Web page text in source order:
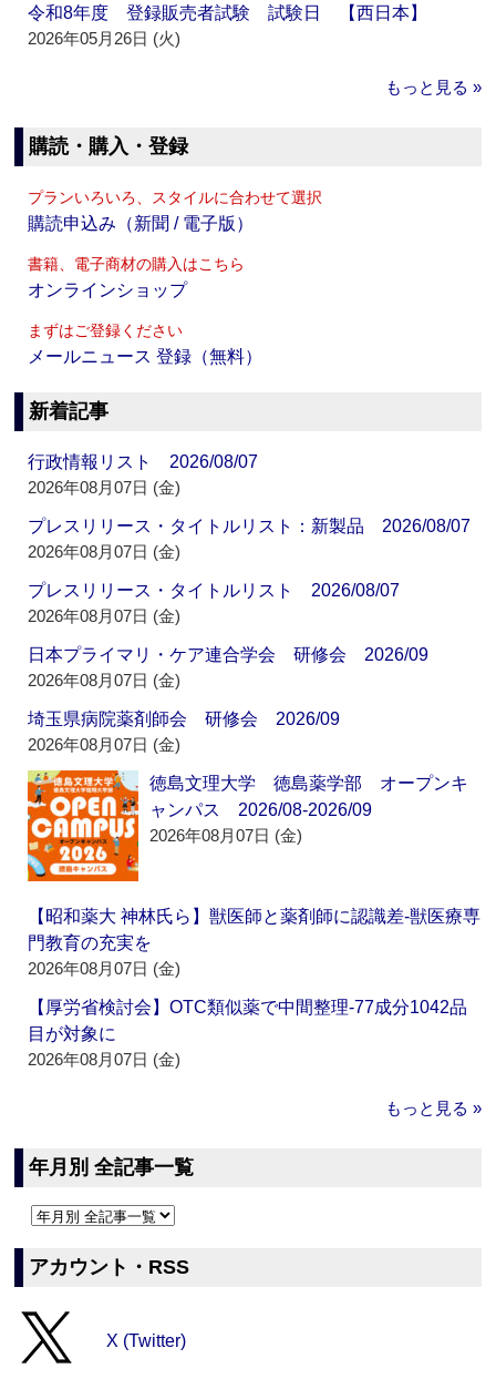
令和8年度 登録販売者試験 試験日 【西日本】
2026年05月26日 (火)
もっと見る »
購読・購入・登録
プランいろいろ、スタイルに合わせて選択
購読申込み（新聞 / 電子版）
書籍、電子商材の購入はこちら
オンラインショップ
まずはご登録ください
メールニュース 登録（無料）
新着記事
行政情報リスト 2026/08/07
2026年08月07日 (金)
プレスリリース・タイトルリスト：新製品 2026/08/07
2026年08月07日 (金)
プレスリリース・タイトルリスト 2026/08/07
2026年08月07日 (金)
日本プライマリ・ケア連合学会 研修会 2026/09
2026年08月07日 (金)
埼玉県病院薬剤師会 研修会 2026/09
2026年08月07日 (金)
徳島文理大学 徳島薬学部 オープンキ
ャンパス 2026/08-2026/09
2026年08月07日 (金)
【昭和薬大 神林氏ら】獣医師と薬剤師に認識差‐獣医療専
門教育の充実を
2026年08月07日 (金)
【厚労省検討会】OTC類似薬で中間整理‐77成分1042品
目が対象に
2026年08月07日 (金)
もっと見る »
年月別 全記事一覧
アカウント・RSS
X (Twitter)